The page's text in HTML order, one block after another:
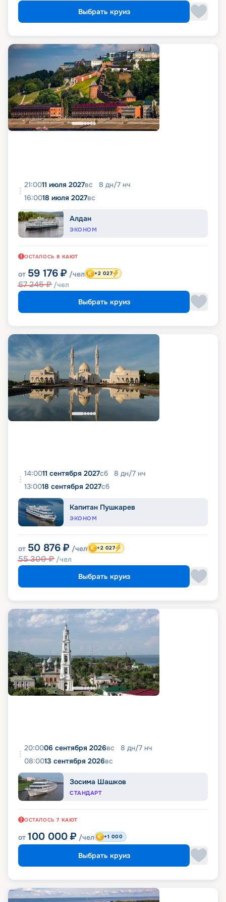
Выбрать круиз
21:0011 июля 2027вс 8 дн/7 нч
16:0018 июля 2027вс
Алдан
ЭКОНОМ
ОСТАЛОСЬ 8 КАЮТ
от 59 176 ₽ /чел
67 245₽ /чел
+2 027
Выбрать круиз
14:0011 сентября 2027сб 8 дн/7 нч
13:0018 сентября 2027сб
Капитан Пушкарев
ЭКОНОМ
от 50 876 ₽ /чел
55 300₽ /чел
+2 027
Выбрать круиз
20:0006 сентября 2026вс 8 дн/7 нч
08:0013 сентября 2026вс
Зосима Шашков
СТАНДАРТ
ОСТАЛОСЬ 7 КАЮТ
от 100 000 ₽ /чел +1 000
Выбрать круиз